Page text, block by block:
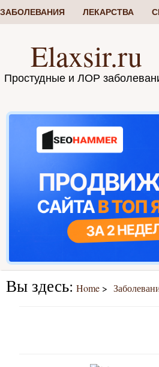
ЗАБОЛЕВАНИЯ ЛЕКАРСТВА
Elaxsir.ru
Простудные и ЛОР
Вы здесь: Home